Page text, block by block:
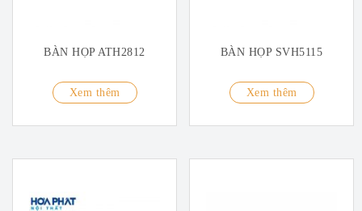
BÀN HỌP ATH2812
Xem thêm
BÀN HỌP SVH5115
Xem thêm